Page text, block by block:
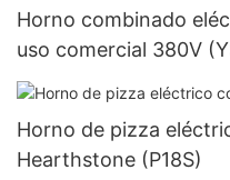
Horno combinado
uso comercial 380V
Horno de pizza
Hearthstone (P18S)